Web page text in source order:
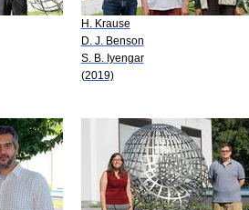
H. Krause
D. J. Benson
S. B. Iyengar
(2019)